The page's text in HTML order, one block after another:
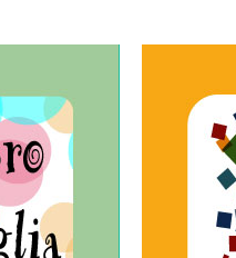
è una
e godere
famiglia.